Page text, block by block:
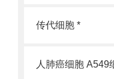
传代细胞 *